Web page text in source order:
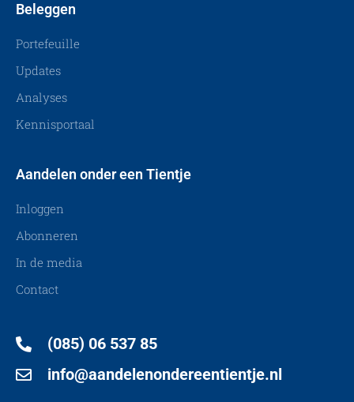
Beleggen
Portefeuille
Updates
Analyses
Kennisportaal
Aandelen onder een Tientje
Inloggen
Abonneren
In de media
Contact
(085) 06 537 85
info@aandelenondereentientje.nl